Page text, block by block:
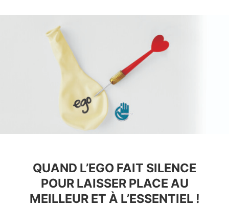
QUAND L’EGO FAIT SILENCE
POUR LAISSER PLACE AU
MEILLEUR ET À L’ESSENTIEL !